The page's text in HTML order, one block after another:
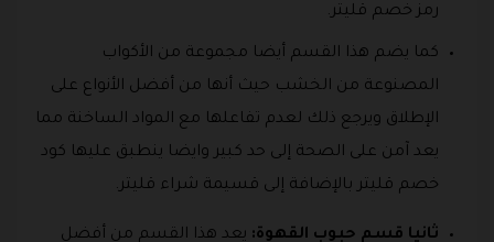
رمز خصم قليتر.
كما يضم هذا القسم أيضا مجموعة من الأكواب
المصنوعة من الخشب حيث أنها من أفضل الأنواع على
الإطلاق ويرجع ذلك لعدم تفاعلها مع المواد الساخنة مما
يعد آمن على الصحة إلى حد كبير وايضا ينطبق عليها كود
خصم قليتر بالإضافة إلى قسيمة شراء قليتر.
ثانيا قسم حبوب القهوة: يعد هذا القسم من أفضل